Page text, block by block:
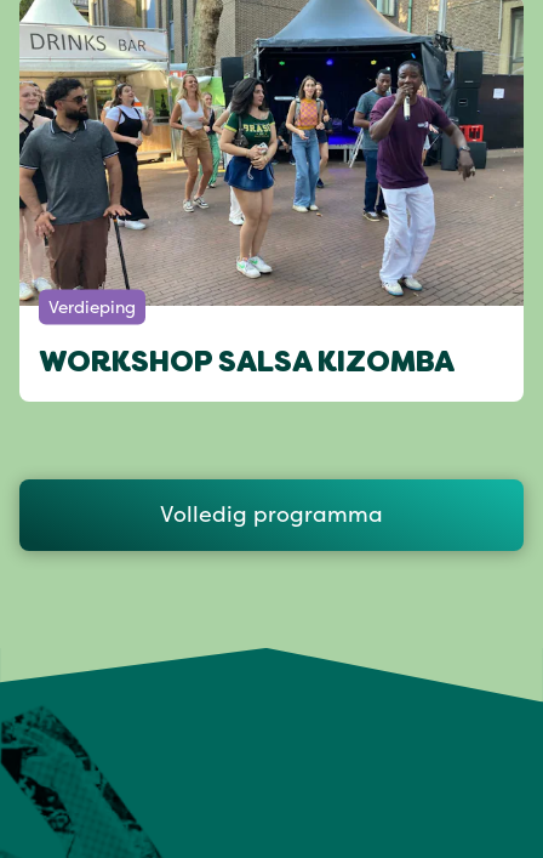
Verdieping
WORKSHOP SALSA KIZOMBA
Volledig programma